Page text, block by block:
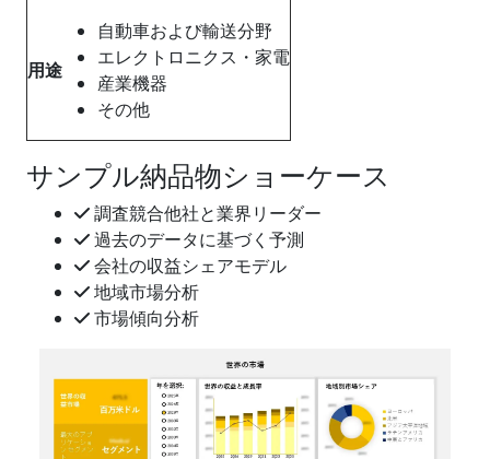
用途
自動車および輸送分野
エレクトロニクス・家電
産業機器
その他
サンプル納品物ショーケース
調査競合他社と業界リーダー
過去のデータに基づく予測
会社の収益シェアモデル
地域市場分析
市場傾向分析